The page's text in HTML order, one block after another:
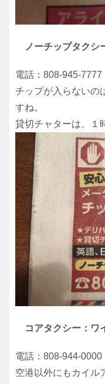
ノーチップタクシ
電話：808-945-7777
チップが入らないの
すね。
貸切チャターは、１
コアタクシー：ワ
電話：808-944-0000
空港以外にもカイル